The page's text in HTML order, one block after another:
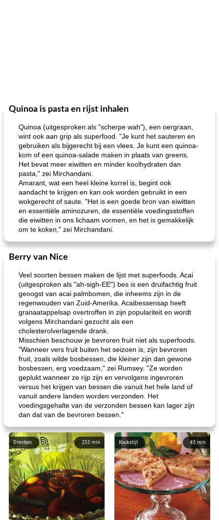
Quinoa is pasta en rijst inhalen
Quinoa (uitgesproken als "scherpe wah"), een oergraan,
wint ook aan grip als superfood. "Je kunt het sauteren en
gebruiken als bijgerecht bij een vlees. Je kunt een quinoa-
kom of een quinoa-salade maken in plaats van greens.
Het bevat meer eiwitten en minder koolhydraten dan
pasta," zei Mirchandani.
Amarant, wat een heel kleine korrel is, begint ook
aandacht te krijgen en kan ook worden gebruikt in een
wokgerecht of saute. "Het is een goede bron van eiwitten
en essentiële aminozuren, de essentiële voedingsstoffen
die eiwitten in ons lichaam vormen, en het is gemakkelijk
om te koken," zei Mirchandani.
Berry van Nice
Veel soorten bessen maken de lijst met superfoods. Acai
(uitgesproken als "ah-sigh-EE") bes is een druifachtig fruit
geoogst van acai palmbomen, die inheems zijn in de
regenwouden van Zuid-Amerika. Acaibessensap heeft
granaatappelsap overtroffen in zijn populariteit en wordt
volgens Mirchandani gezocht als een
cholesterolverlagende drank.
Misschien beschouw je bevroren fruit niet als superfoods.
"Wanneer vers fruit buiten het seizoen is, zijn bevroren
fruit, zoals wilde bosbessen, die kleiner zijn dan gewone
bosbessen, erg voedzaam," zei Rumsey. "Ze worden
geplukt wanneer ze rijp zijn en vervolgens ingevroren
versus het krijgen van bessen die vanuit het hele land of
vanuit andere landen worden verzonden. Het
voedingsgehalte van de verzonden bessen kan lager zijn
dan dat van de bevroren bessen."
255min
Dranken 45 min
Kookstijl